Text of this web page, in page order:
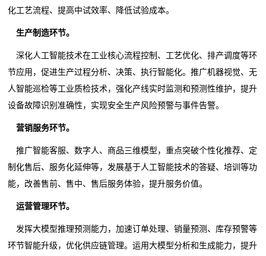
化工艺流程、提高中试效率、降低试验成本。
生产制造环节。
深化人工智能技术在工业核心流程控制、工艺优化、排产调度等环
节应用，促进生产过程分析、决策、执行智能化。推广机器视觉、无
人智能巡检等工业质检技术，强化产线实时监测和预测性维护，提升
设备故障识别准确性，实现安全生产风险预警与事件告警。
营销服务环节。
推广智能客服、数字人、商品三维模型，重点突破个性化推荐、定
制化售后、服务化延伸等，发展基于人工智能技术的答疑、培训等功
能，改善售前、售中、售后服务体验，提升服务价值。
运营管理环节。
发挥大模型推理预测能力，加速订单处理、销量预测、库存预警等
环节智能升级，优化供应链管理。运用大模型分析和生成能力，提升